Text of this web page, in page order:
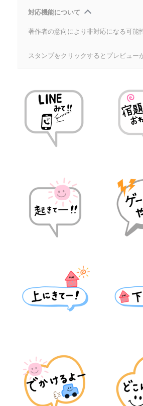
対応機能について
著作者の意向により非対応になる可能
スタンプをクリックするとプレビュー